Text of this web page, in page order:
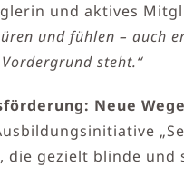
und aktives
und fühlen – auch
steht.“
Neue
die gezielt blinde